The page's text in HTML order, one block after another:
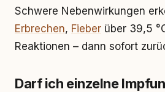
Schwere Nebenwirkungen
Erbrechen, Fieber über 39,5
Reaktionen – dann sofort
Darf ich einzelne